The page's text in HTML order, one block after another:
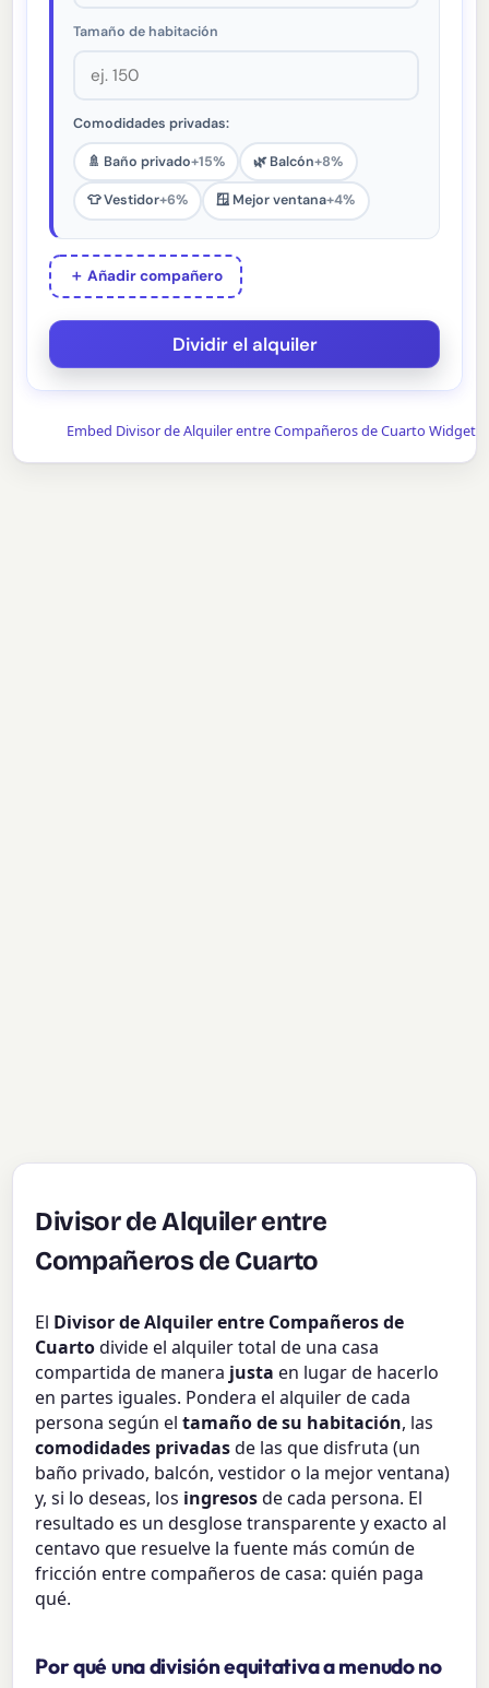
Tamaño de habitación
Comodidades privadas:
🚿 Baño privado+15% 🌿 Balcón+8%
👕 Vestidor+6% 🪟 Mejor ventana+4%
＋ Añadir compañero
Embed Divisor de Alquiler entre Compañeros de Cuarto Widget
Divisor de Alquiler entre
Compañeros de Cuarto
El Divisor de Alquiler entre Compañeros de
Cuartodivide el alquiler total de una casa
compartida de manera justa en lugar de hacerlo
en partes iguales. Pondera el alquiler de cada
persona según eltamaño de su habitación, las
comodidades privadasde las que disfruta (un
baño privado, balcón, vestidor o la mejor ventana)
y, si lo deseas, los ingresosde cada persona. El
resultado es un desglose transparente y exacto al
centavo que resuelve la fuente más común de
fricción entre compañeros de casa: quién paga
qué.
Por qué una división equitativa a menudo no